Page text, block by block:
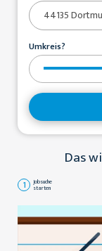
Umkreis?
Das
1 Jobsuche
starten